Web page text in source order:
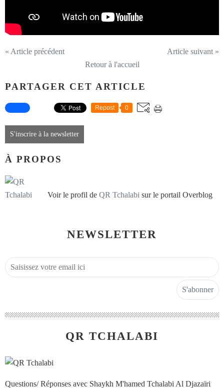
« Article précédent
Article suivant »
Retour à l'accueil
PARTAGER CET ARTICLE
Repost 0
S'inscrire à la newsletter
À PROPOS
Voir le profil de QR Tchalabi sur le portail Overblog
NEWSLETTER
QR TCHALABI
Questions/ Réponses avec Shaykh M'hamed Tchalabi Al Djazaïri